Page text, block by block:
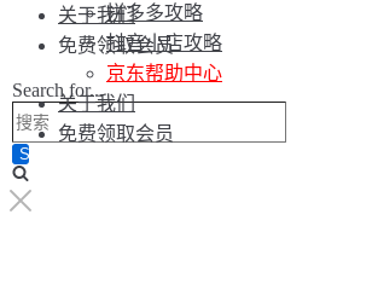
关于我们
免费领取会员
Search for...
拼多多攻略
抖音小店攻略
京东帮助中心
关于我们
免费领取会员